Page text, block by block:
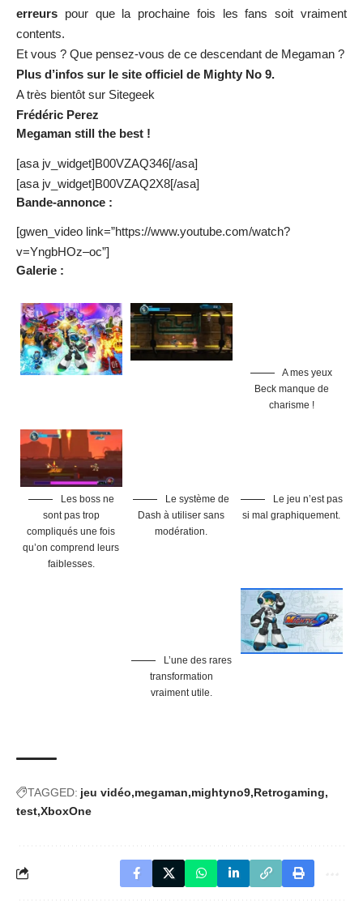
erreurs pour que la prochaine fois les fans soit vraiment
contents.
Et vous ? Que pensez-vous de ce descendant de Megaman ?
Plus d’infos sur le site officiel de Mighty No 9.
A très bientôt sur Sitegeek
Frédéric Perez
Megaman still the best !
[asa jv_widget]B00VZAQ346[/asa]
[asa jv_widget]B00VZAQ2X8[/asa]
Bande-annonce :
[gwen_video link=”https://www.youtube.com/watch?
v=YngbHOz–oc”]
Galerie :
A mes yeux
Beck manque de
charisme !
Les boss ne
sont pas trop
compliqués une fois
qu’on comprend leurs
faiblesses.
Le système de
Dash à utiliser sans
modération.
Le jeu n’est pas
si mal graphiquement.
L’une des rares
transformation
vraiment utile.
TAGGED: jeu vidéo megaman mightyno9 Retrogaming
test XboxOne